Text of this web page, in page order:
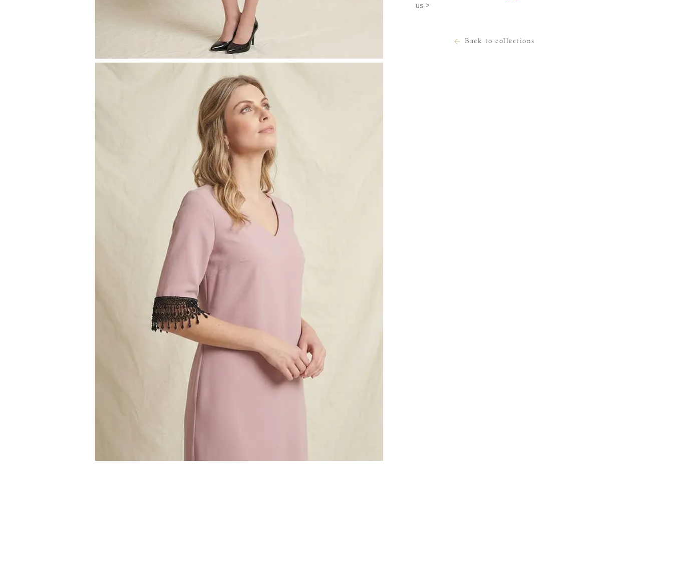
us >
Back to collections